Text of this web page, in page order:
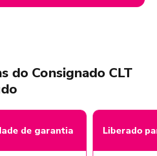
do Consignado CLT
de garantia Liberado